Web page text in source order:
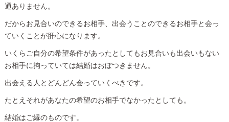
通ありません。
だからお見合いのできるお相手、出会うことのできるお相手と会っ
ていくことが肝心になります。
いくらご自分の希望条件があったとしてもお見合いも出会いもない
お相手に拘っていては結婚はおぼつきません。
出会える人とどんどん会っていくべきです。
たとえそれがあなたの希望のお相手でなかったとしても。
結婚はご縁のものです。